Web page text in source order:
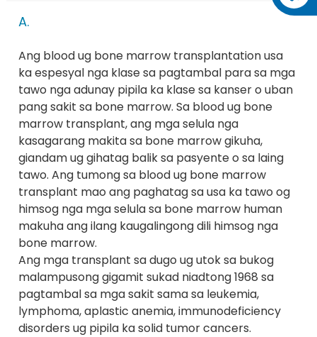
A.
Ang blood ug bone marrow transplantation usa
ka espesyal nga klase sa pagtambal para sa mga
tawo nga adunay pipila ka klase sa kanser o uban
pang sakit sa bone marrow. Sa blood ug bone
marrow transplant, ang mga selula nga
kasagarang makita sa bone marrow gikuha,
giandam ug gihatag balik sa pasyente o sa laing
tawo. Ang tumong sa blood ug bone marrow
transplant mao ang paghatag sa usa ka tawo og
himsog nga mga selula sa bone marrow human
makuha ang ilang kaugalingong dili himsog nga
bone marrow.
Ang mga transplant sa dugo ug utok sa bukog
malampusong gigamit sukad niadtong 1968 sa
pagtambal sa mga sakit sama sa leukemia,
lymphoma, aplastic anemia, immunodeficiency
disorders ug pipila ka solid tumor cancers.